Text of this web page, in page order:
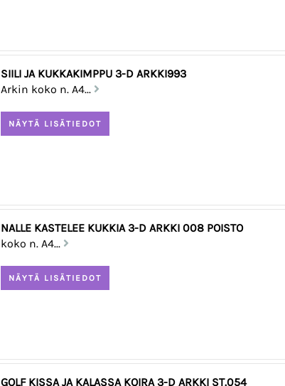
SIILI JA KUKKAKIMPPU 3-D ARKKI993
Arkin koko n. A4...
NALLE KASTELEE KUKKIA 3-D ARKKI 008 POISTO
koko n. A4...
GOLF KISSA JA KALASSA KOIRA 3-D ARKKI ST.054